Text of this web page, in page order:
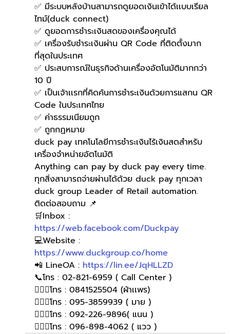
✅ มีระบบหลังบ้านสามารถดูยอดเงินเข้าได้เเบบเรียล
ไทม์(duck connect)
✅ ดูยอดการชำระเงินสดของเครื่องคุณได้
✅ เครื่องรับชำระเงินผ่าน QR Code ที่ติดตั้งมาก
ที่สุดในประเทศ
✅ ประสบการณ์ในธุรกิจด้านเครื่องอัตโนมัติมากกว่า
10 ปี
✅ เป็นเจ้าเเรกที่คิดค้นการชำระเงินด้วยการแสกน QR
Code ในประเทศไทย
✅ ค่าธรรมเนียมถูก
✅ ถูกกฏหมาย
duck pay เทคโนโลยีการชำระเงินไร้เงินสดสำหรับ
เครื่องจำหน่ายอัตโนมัติ
Anything can pay by duck pay every time.
ทุกสิ่งสามารถจ่ายผ่านได้ด้วย duck pay ทุกเวลา
duck group Leader of Retail automation.
ติดต่อสอบถาม 📌
🛒Inbox :
https://web.facebook.com/Duckpay
💻Website :
https://www.duckgroup.co/home
📲 LineOA : https://lin.ee/JqHLLZD
📞โทร : 02-821-6959 ( Call Center )
🙋🏻‍♀️โทร : 0841525504 (ผ้าเเพร)
🙋🏻‍♀️โทร : 095-3859939 ( มาย )
🙋🏻‍♀️โทร : 092-226-9896( แนน )
🙋🏻‍♀โทร : 096-898-4062 ( แวว )